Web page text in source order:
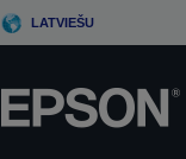
LATVIEŠU